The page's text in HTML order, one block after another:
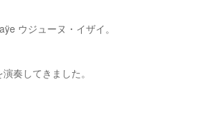
ウジューヌ・イザイ。
奏してきました。